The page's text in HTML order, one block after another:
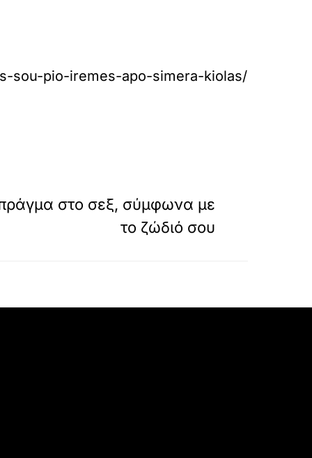
sou-pio-iremes-apo-simera-kiolas/
στο σεξ, σύμφωνα με
το ζώδιό σου